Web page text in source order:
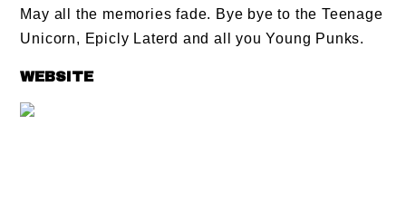
May all the memories fade. Bye bye to the Teenage
Unicorn, Epicly Laterd and all you Young Punks.
WEBSITE